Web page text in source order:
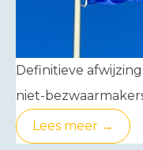
Definitieve
niet-
Lees meer →